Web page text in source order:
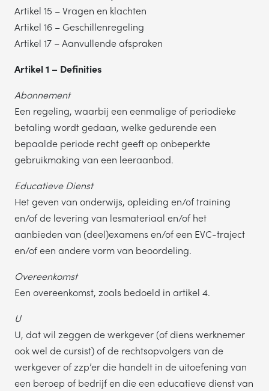
Artikel 15 – Vragen en klachten
Artikel 16 – Geschillenregeling
Artikel 17 – Aanvullende afspraken
Artikel 1 – Definities
Abonnement
Een regeling, waarbij een eenmalige of periodieke
betaling wordt gedaan, welke gedurende een
bepaalde periode recht geeft op onbeperkte
gebruikmaking van een leeraanbod.
Educatieve Dienst
Het geven van onderwijs, opleiding en/of training
en/of de levering van lesmateriaal en/of het
aanbieden van (deel)examens en/of een EVC-traject
en/of een andere vorm van beoordeling.
Overeenkomst
Een overeenkomst, zoals bedoeld in artikel 4.
U
U, dat wil zeggen de werkgever (of diens werknemer
ook wel de cursist) of de rechtsopvolgers van de
werkgever of zzp’er die handelt in de uitoefening van
een beroep of bedrijf en die een educatieve dienst van